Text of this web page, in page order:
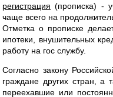
регистрация (прописка) -
чаще всего на
Отметка о прописке
ипотеки, внушительных
работу на гос службу.
Согласно закону
граждане других стран, а
переехавшие или